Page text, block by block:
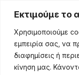
Εκτιμούμε το
Χρησιμοποιούμε
εμπειρία σας, να
διαφημίσεις ή
κίνηση μας.
Επικοινωνία
Ρόδου 133, Αθήνα
(+30) 211 725